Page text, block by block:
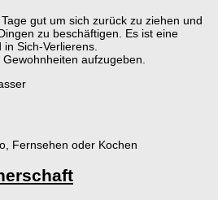
gut um sich zurück zu ziehen und
zu beschäftigen. Es ist eine
Sich-Verlierens.
aufzugeben.
Fernsehen oder Kochen